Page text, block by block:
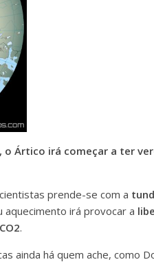
o Ártico irá começar a ter
prende-se com a
aquecimento irá provocar a
.
ainda há quem ache, como